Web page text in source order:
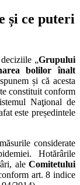
și ce puteri
„Grupului
bolilor înalt
și că acesta
constituit conform
Naţional de
este președintele
considerate
Hotărârile
ale Comitetului
art. 8 indice